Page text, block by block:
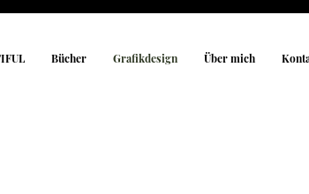
Bücher Grafikdesign Über mich